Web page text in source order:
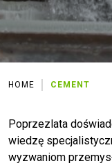
HOME CEMENT
Poprzezlata
wiedzę
wyzwaniom